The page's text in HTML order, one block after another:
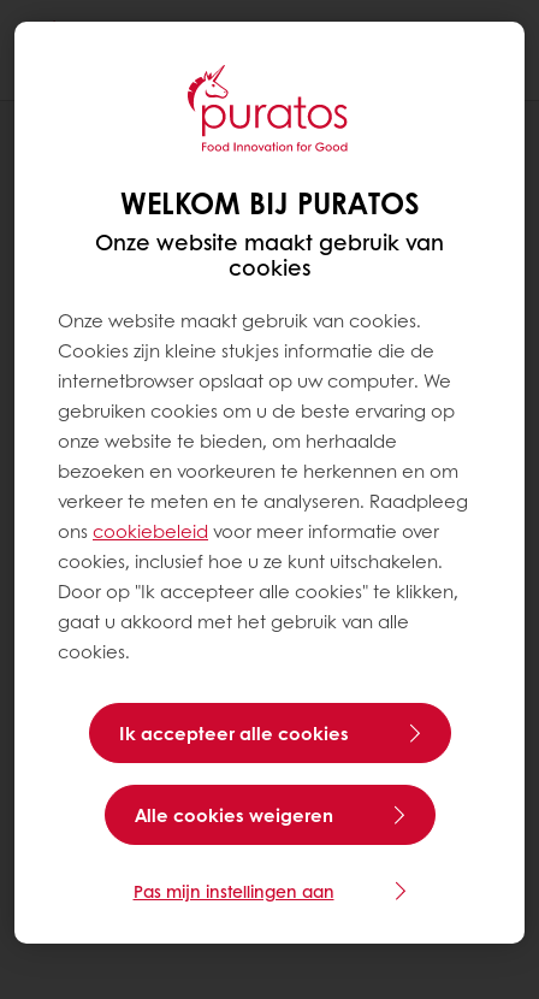
WELKOM BIJ PURATOS
Onze website maakt gebruik van
cookies
Onze website maakt gebruik van cookies.
Cookies zijn kleine stukjes informatie die de
internetbrowser opslaat op uw computer. We
gebruiken cookies om u de beste ervaring op
onze website te bieden, om herhaalde
bezoeken en voorkeuren te herkennen en om
verkeer te meten en te analyseren. Raadpleeg
onscookiebeleid voor meer informatie over
cookies, inclusief hoe u ze kunt uitschakelen.
Door op "Ik accepteer alle cookies" te klikken,
gaat u akkoord met het gebruik van alle
cookies.
Ik accepteer alle cookies
Alle cookies weigeren
Pas mijn instellingen aan